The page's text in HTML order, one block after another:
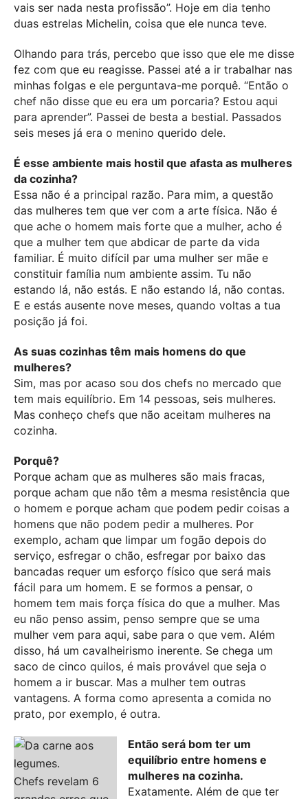
vais ser nada nesta profissão”. Hoje em dia tenho
duas estrelas Michelin, coisa que ele nunca teve.
Olhando para trás, percebo que isso que ele me disse
fez com que eu reagisse. Passei até a ir trabalhar nas
minhas folgas e ele perguntava-me porquê. “Então o
chef não disse que eu era um porcaria? Estou aqui
para aprender”. Passei de besta a bestial. Passados
seis meses já era o menino querido dele.
É esse ambiente mais hostil que afasta as mulheres
da cozinha?
Essa não é a principal razão. Para mim, a questão
das mulheres tem que ver com a arte física. Não é
que ache o homem mais forte que a mulher, acho é
que a mulher tem que abdicar de parte da vida
familiar. É muito difícil par uma mulher ser mãe e
constituir família num ambiente assim. Tu não
estando lá, não estás. E não estando lá, não contas.
E e estás ausente nove meses, quando voltas a tua
posição já foi.
As suas cozinhas têm mais homens do que
mulheres?
Sim, mas por acaso sou dos chefs no mercado que
tem mais equilíbrio. Em 14 pessoas, seis mulheres.
Mas conheço chefs que não aceitam mulheres na
cozinha.
Porquê?
Porque acham que as mulheres são mais fracas,
porque acham que não têm a mesma resistência que
o homem e porque acham que podem pedir coisas a
homens que não podem pedir a mulheres. Por
exemplo, acham que limpar um fogão depois do
serviço, esfregar o chão, esfregar por baixo das
bancadas requer um esforço físico que será mais
fácil para um homem. E se formos a pensar, o
homem tem mais força física do que a mulher. Mas
eu não penso assim, penso sempre que se uma
mulher vem para aqui, sabe para o que vem. Além
disso, há um cavalheirismo inerente. Se chega um
saco de cinco quilos, é mais provável que seja o
homem a ir buscar. Mas a mulher tem outras
vantagens. A forma como apresenta a comida no
prato, por exemplo, é outra.
Então será bom ter um
equilíbrio entre homens e
mulheres na cozinha.
Exatamente. Além de que ter